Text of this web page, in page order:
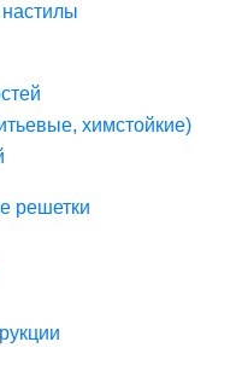
химстойкие)
решетки